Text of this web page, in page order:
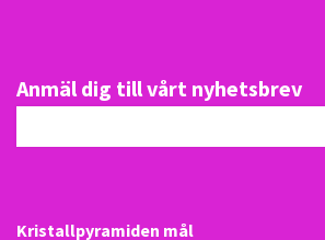
Anmäl dig till vårt nyhetsbrev
Kristallpyramiden mål